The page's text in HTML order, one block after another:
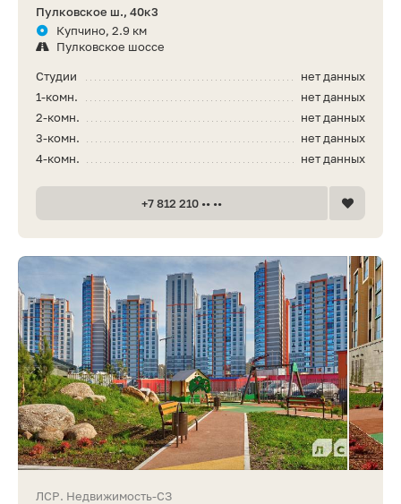
Пулковское ш., 40к3
Купчино, 2.9 км
Пулковское шоссе
нет данных
Студии
нет данных
1-комн.
нет данных
2-комн.
нет данных
3-комн.
нет данных
4-комн.
+7 812 210 •• ••
ЛСР. Недвижимость-СЗ